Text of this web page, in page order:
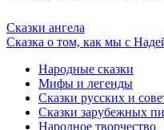
Сказки ангела
Сказка о том, как мы с
Народные сказки
Мифы и легенды
Сказки русских и
Сказки зарубежных
Народное творчество